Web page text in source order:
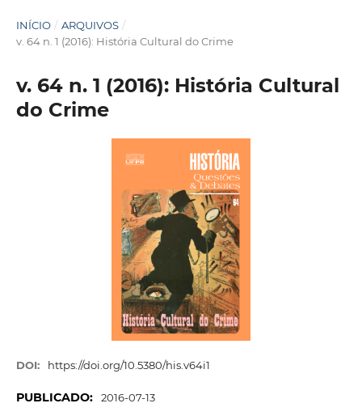
INÍCIO / ARQUIVOS /
v. 64 n. 1 (2016): História Cultural do Crime
v. 64 n. 1 (2016): História Cultural
do Crime
DOI: https://doi.org/10.5380/his.v64i1
PUBLICADO: 2016-07-13